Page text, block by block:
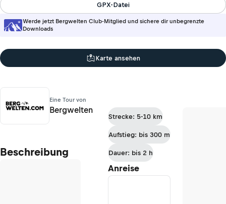
Werde jetzt Bergwelten Club-Mitglied und sichere dir unbegrenzte
Downloads
GPX-Datei
Karte ansehen
Eine Tour von
Bergwelten
Beschreibung
Strecke: 5-10 km
Aufstieg: bis 300 m
Dauer: bis 2 h
Anreise